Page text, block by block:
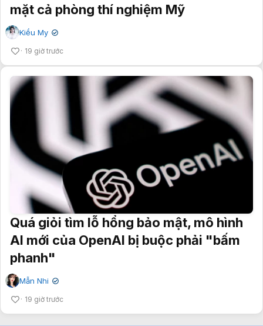
mặt cả phòng thí nghiệm Mỹ
Kiều My ✔
19 giờ trước
Quá giỏi tìm lỗ hổng bảo mật, mô hình
AI mới của OpenAI bị buộc phải "bấm
phanh"
Mẫn Nhi ✔
19 giờ trước